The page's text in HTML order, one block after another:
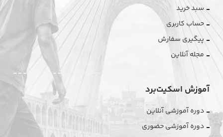
سبد خرید
حساب کاربری
پیگیری سفارش
مجله آنلاین
آموزش اسکیت‌برد
دوره آموزشی آنلاین
دوره آموزشی حضوری